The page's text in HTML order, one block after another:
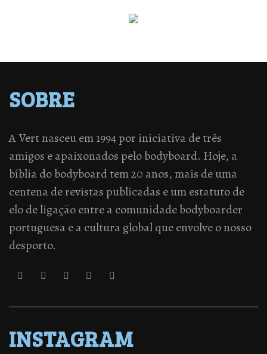
SOBRE
A Vert nasceu em 1994 por iniciativa de três
amigos e apaixonados pelo bodyboard. Hoje, a
bíblia do bodyboard tem 20 anos, mais de uma
centena de revistas publicadas e um estatuto de
elo de ligação entre a comunidade bodyboarder
portuguesa e a cultura global que envolve o nosso
desporto.
INSTAGRAM